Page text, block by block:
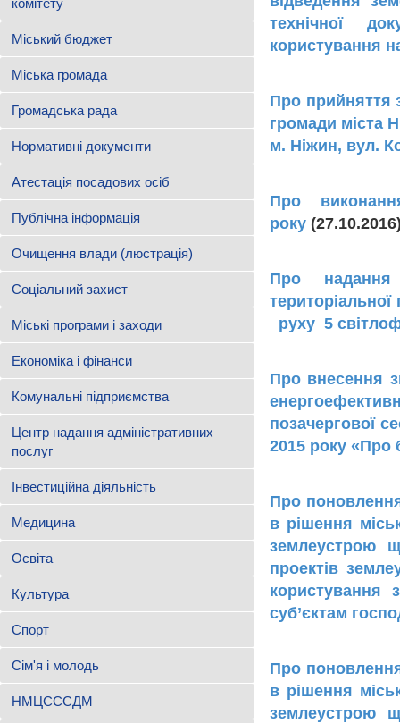
Міський бюджет
Міська громада
Громадська рада
Нормативні документи
Атестація посадових осіб
Публічна інформація
Очищення влади (люстрація)
Соціальний захист
Міські програми і заходи
Економіка і фінанси
Комунальні підприємства
Центр надання адміністративних
послуг
Інвестиційна діяльність
Медицина
Освіта
Культура
Спорт
Сім'я і молодь
НМЦСССДМ
технічної
користування
Про прийняття
громади міста
м. Ніжин, вул.
Про
року
Про надання
руху 5
Про внесення
позачергової
2015 року «Про
Про
в рішення
землеустрою
проектів
користування
суб’єктам
Про
в рішення
землеустрою